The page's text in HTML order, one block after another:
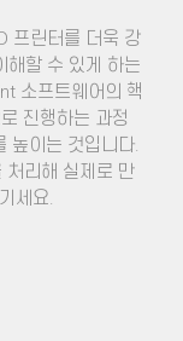
프린터를 더욱 강
해할 수 있게 하는
소프트웨어의 핵
진행하는 과정
높이는 것입니다.
처리해 실제로 만
세요.